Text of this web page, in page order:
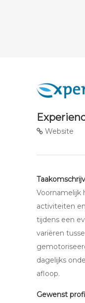
Website
Voornamelijk
activiteiten
tijdens een
variëren
dagelijks
afloop.
Gewenst